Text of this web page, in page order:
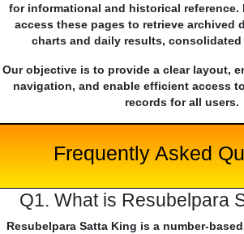
for informational and historical
access these pages to retrieve archived
charts and daily results,
Our objective is to provide a clear layout,
navigation, and enable efficient access
records for all users.
Frequently Asked
Q1. What is Resubelpara
Resubelpara Satta King is a number-